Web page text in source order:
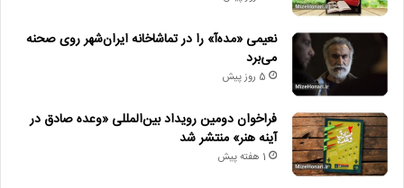
نعیمی «مده‌آ» را در تماشاخانه ایران‌شهر روی صحنه
می‌برد
5 روز پیش
فراخوان دومین رویداد بین‌المللی «وعده صادق در
آینه هنر» منتشر شد
1 هفته پیش